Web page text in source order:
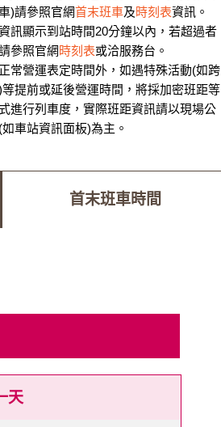
)請參照官網首末班車及時刻表資訊。
訊顯示到站時間20分鐘以內，若超過者
參照官網 時刻表或洽服務台。
常營運表定時間外，如遇特殊活動(如跨
等提前或延後營運時間，將採加密班距等
進行列車度，實際班距資訊請以現場公
如車站資訊面板)為主。
首末班車時間
天